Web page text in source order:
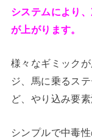
システムにより
が上がります。
様々なギミック
ジ、馬に乗るス
ど、やり込み要素
シンプルで中毒